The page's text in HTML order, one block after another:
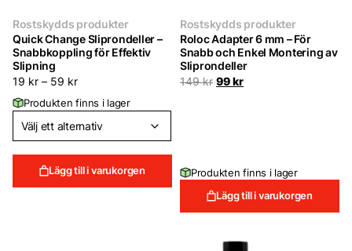
Rostskydds produkter
Quick Change Sliprondeller –
Snabbkoppling för Effektiv
Slipning
19 kr – 59 kr
Produkten finns i lager
Lägg till i varukorgen
Rostskydds produkter
Roloc Adapter 6 mm – För
Snabb och Enkel Montering av
Sliprondeller
149kr Det
99krDet
Produkten finns i lager
Lägg till i varukorgen